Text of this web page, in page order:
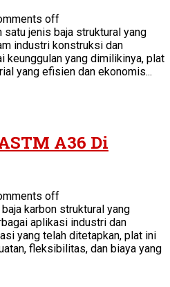
off
satu jenis baja struktural yang
industri konstruksi dan
keunggulan yang dimilikinya, plat
yang efisien dan ekonomis...
A36 Di
off
karbon struktural yang
aplikasi industri dan
yang telah ditetapkan, plat ini
fleksibilitas, dan biaya yang